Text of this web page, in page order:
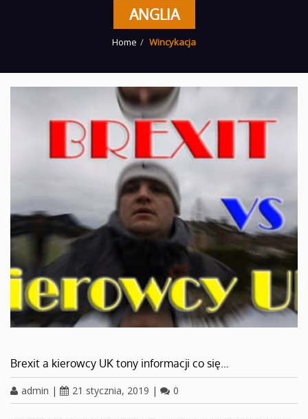
ANGLIA
Home Wincykacja
Brexit a kierowcy UK tony informacji co się…
admin | 21 stycznia, 2019 | 0